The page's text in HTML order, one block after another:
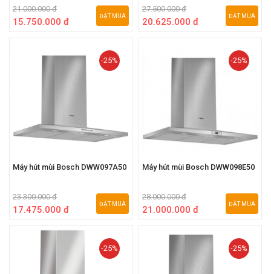
21.000.000 đ
15.750.000 đ
ĐẶT MUA
27.500.000 đ
20.625.000 đ
ĐẶT MUA
-25%
Máy hút mùi Bosch DWW097A50
23.300.000 đ
17.475.000 đ
ĐẶT MUA
-25%
Máy hút mùi Bosch DWW098E50
28.000.000 đ
21.000.000 đ
ĐẶT MUA
-25% -25%